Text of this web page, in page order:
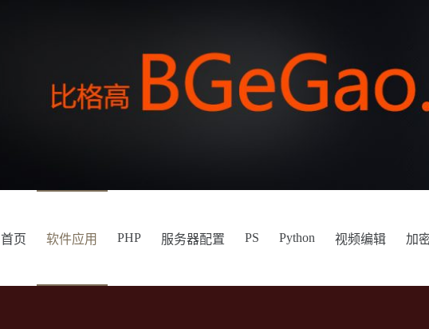
首页 软件应用 PHP 服务器配置 PS Python 视频编辑 加